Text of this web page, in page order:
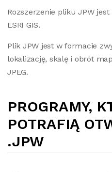
Rozszerzenie pliku JPW
ESRI GIS.
Plik JPW jest w formacie
lokalizację, skalę i obrót
JPEG.
PROGRAMY,
POTRAFIĄ
.JPW